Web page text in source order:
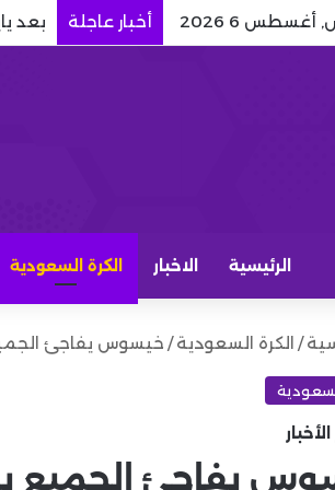
6 2026 أخبار عاجلة بعد
الرئيسية الاخبار الكرة السعودية
/ الكرة السعودية / خيسوس يفاجئ
يفاجئ الجميع